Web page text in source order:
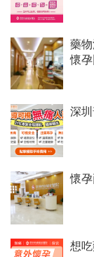
藥
懷
深
懷
想